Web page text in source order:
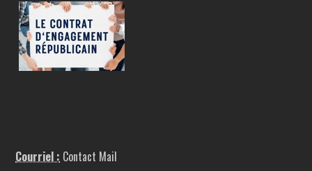
Courriel : Contact Mail